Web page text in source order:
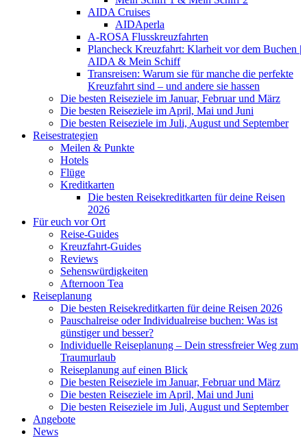
AIDA Cruises
AIDAperla
A-ROSA Flusskreuzfahrten
Plancheck Kreuzfahrt: Klarheit vor dem Buchen |
AIDA & Mein Schiff
Transreisen: Warum sie für manche die perfekte
Kreuzfahrt sind – und andere sie hassen
Die besten Reiseziele im Januar, Februar und März
Die besten Reiseziele im April, Mai und Juni
Die besten Reiseziele im Juli, August und September
Reisestrategien
Meilen & Punkte
Hotels
Flüge
Kreditkarten
Die besten Reisekreditkarten für deine Reisen
2026
Für euch vor Ort
Reise-Guides
Kreuzfahrt-Guides
Reviews
Sehenswürdigkeiten
Afternoon Tea
Reiseplanung
Die besten Reisekreditkarten für deine Reisen 2026
Pauschalreise oder Individualreise buchen: Was ist
günstiger und besser?
Individuelle Reiseplanung – Dein stressfreier Weg zum
Traumurlaub
Reiseplanung auf einen Blick
Die besten Reiseziele im Januar, Februar und März
Die besten Reiseziele im April, Mai und Juni
Die besten Reiseziele im Juli, August und September
Angebote
News